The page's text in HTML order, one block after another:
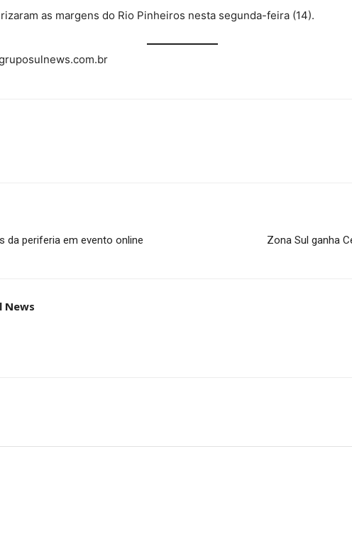
as margens do Rio Pinheiros nesta segunda-feira (14).
da periferia em evento online Zona Sul ganha
News